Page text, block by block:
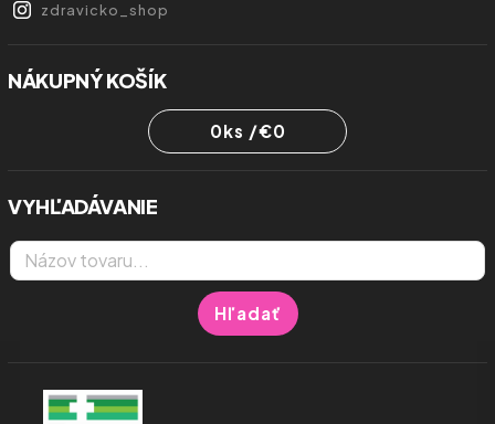
zdravicko_shop
NÁKUPNÝ KOŠÍK
0ks /€0
VYHĽADÁVANIE
Hľadať